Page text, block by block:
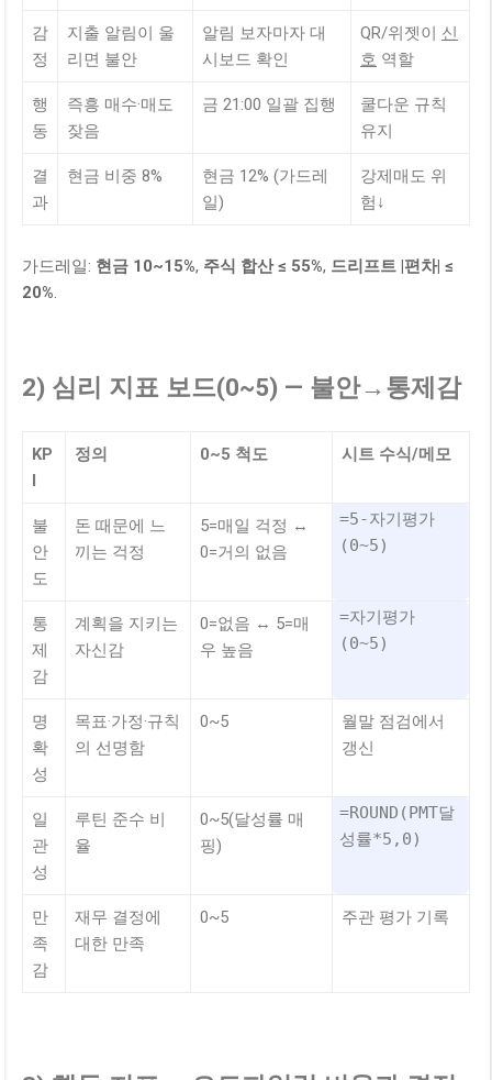
감
정
지출 알림이 울
리면 불안
알림 보자마자 대
시보드 확인
QR/위젯이 신
호 역할
행
동
즉흥 매수·매도
잦음
금 21:00 일괄 집행
쿨다운 규칙
유지
결
과
현금 비중 8%
현금 12% (가드레
일)
강제매도 위
험↓
가드레일: 현금 10~15%, 주식 합산 ≤ 55%, 드리프트 |편차| ≤
20%.
2) 심리 지표 보드(0~5) — 불안→통제감
KP
정의 0~5 척도 시트 수식/메모
불
안
도
돈 때문에 느
끼는 걱정
5=매일 걱정 ↔
0=거의 없음
=5-자기평가
(0~5)
통
제
감
계획을 지키는
자신감
0=없음 ↔ 5=매
우 높음
=자기평가
(0~5)
명
확
성
목표·가정·규칙
의 선명함
0~5
월말 점검에서
갱신
일
관
성
루틴 준수 비
율
0~5(달성률 매
핑)
=ROUND(PMT달
성률*5,0)
만
족
감
재무 결정에
대한 만족
0~5 주관 평가 기록